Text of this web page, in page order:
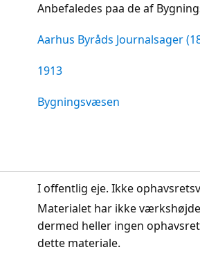
Anbefaledes paa de af
Aarhus Byråds Journalsager
1913
Bygningsvæsen
I offentlig eje. Ikke
Materialet har ikke
dermed heller ingen
dette materiale.